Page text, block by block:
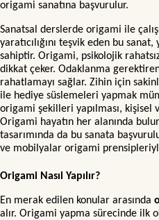
origami sanatına başvurulur.
Sanatsal derslerde origami ile
yaratıcılığını teşvik eden bu
sahiptir. Origami, psikolojik
dikkat çeker. Odaklanma
rahatlamayı sağlar. Zihin için
ile hediye süslemeleri yapmak
origami şekilleri yapılması, kişisel
Origami hayatın her alanında
tasarımında da bu sanata
ve mobilyalar origami
Origami Nasıl Yapılır?
En merak edilen konular arasında
alır. Origami yapma sürecinde ilk